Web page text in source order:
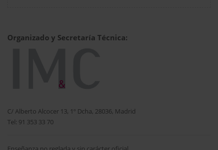
Organizado y Secretaría Técnica:
C/ Alberto Alcocer 13, 1º Dcha, 28036, Madrid
Tel: 91 353 33 70